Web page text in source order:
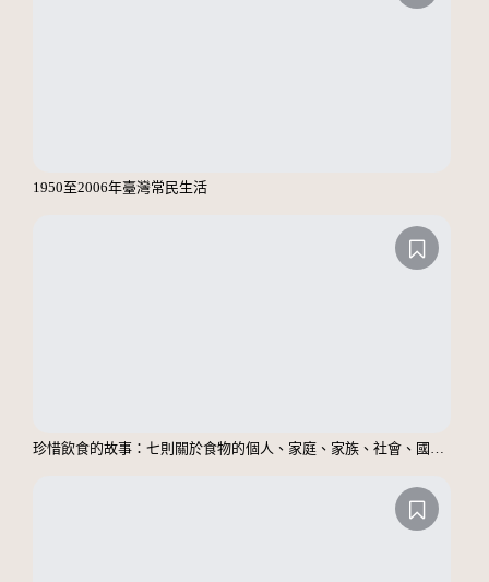
1950至2006年臺灣常民生活
珍惜飲食的故事：七則關於食物的個人、家庭、家族、社會、國族記憶